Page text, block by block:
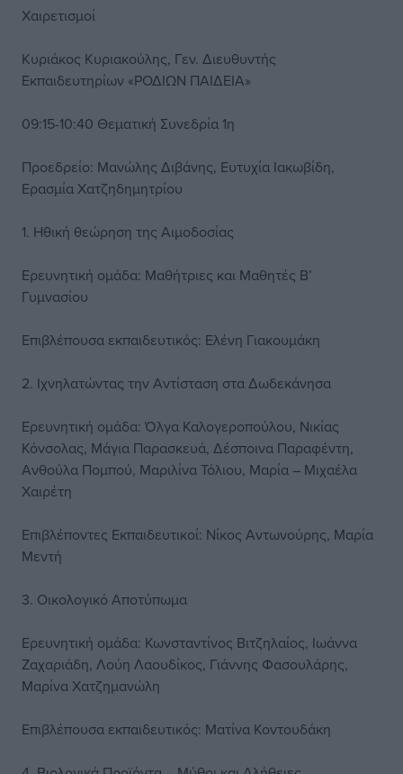
Χαιρετισμοί
Κυριάκος Κυριακούλης, Γεν. Διευθυντής
Εκπαιδευτηρίων «ΡΟΔΙΩΝ ΠΑΙΔΕΙΑ»
09:15-10:40 Θεματική Συνεδρία 1η
Προεδρείο: Μανώλης Διβάνης, Ευτυχία Ιακωβίδη,
Ερασμία Χατζηδημητρίου
1. Ηθική θεώρηση της Αιμοδοσίας
Ερευνητική ομάδα: Μαθήτριες και Μαθητές Β’
Γυμνασίου
Επιβλέπουσα εκπαιδευτικός: Ελένη Γιακουμάκη
2. Ιχνηλατώντας την Αντίσταση στα Δωδεκάνησα
Ερευνητική ομάδα: Όλγα Καλογεροπούλου, Νικίας
Κόνσολας, Μάγια Παρασκευά, Δέσποινα Παραφέντη,
Ανθούλα Πομπού, Μαριλίνα Τόλιου, Μαρία – Μιχαέλα
Χαιρέτη
Επιβλέποντες Εκπαιδευτικοί: Νίκος Αντωνούρης, Μαρία
Μεντή
3. Οικολογικό Αποτύπωμα
Ερευνητική ομάδα: Κωνσταντίνος Βιτζηλαίος, Ιωάννα
Ζαχαριάδη, Λούη Λαουδίκος, Γιάννης Φασουλάρης,
Μαρίνα Χατζημανώλη
Επιβλέπουσα εκπαιδευτικός: Ματίνα Κοντουδάκη